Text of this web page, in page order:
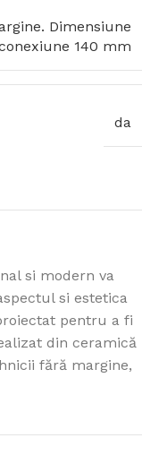
Dimensiune
140 mm
da
si modern va
si estetica
pentru a fi
din ceramică
fără margine,